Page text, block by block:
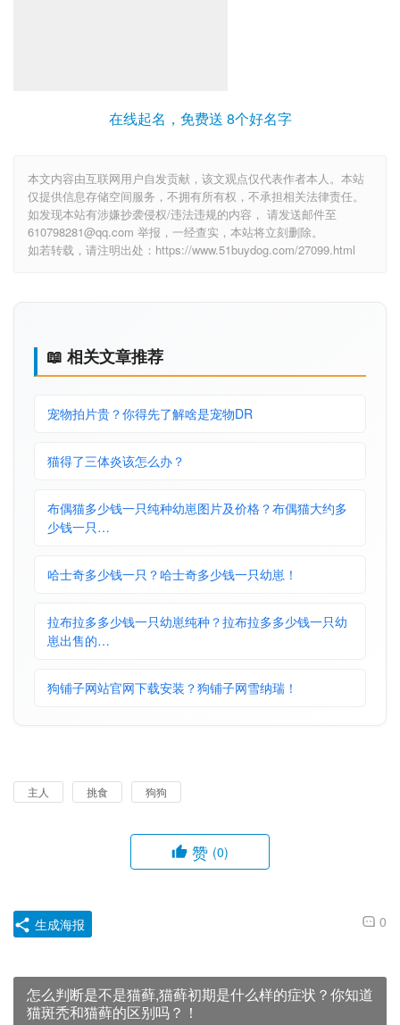
在线起名，免费送 8个好名字
本文内容由互联网用户自发贡献，该文观点仅代表作者本人。本站
仅提供信息存储空间服务，不拥有所有权，不承担相关法律责任。
如发现本站有涉嫌抄袭侵权/违法违规的内容， 请发送邮件至
610798281@qq.com 举报，一经查实，本站将立刻删除。
如若转载，请注明出处：https://www.51buydog.com/27099.html
📖 相关文章推荐
宠物拍片贵？你得先了解啥是宠物DR
猫得了三体炎该怎么办？
布偶猫多少钱一只纯种幼崽图片及价格？布偶猫大约多
少钱一只…
哈士奇多少钱一只？哈士奇多少钱一只幼崽！
拉布拉多多少钱一只幼崽纯种？拉布拉多多少钱一只幼
崽出售的…
狗铺子网站官网下载安装？狗铺子网雪纳瑞！
主人 挑食 狗狗
赞 (0)
0
生成海报
怎么判断是不是猫藓,猫藓初期是什么样的症状？你知道
猫斑秃和猫藓的区别吗？！